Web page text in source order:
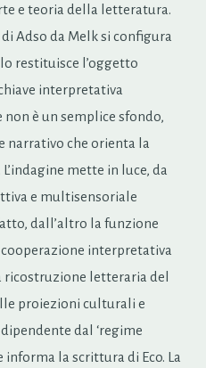
e teoria della letteratura.
Adso da Melk si configura
restituisce l’oggetto
interpretativa
è un semplice sfondo,
narrativo che orienta la
mette in luce, da
e multisensoriale
dall’altro la funzione
interpretativa
letteraria del
proiezioni culturali e
dal ‘regime
informa la scrittura di Eco. La